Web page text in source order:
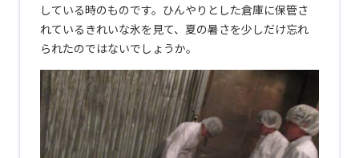
している時のものです。ひんやりとした倉庫に保管さ
れているきれいな氷を見て、夏の暑さを少しだけ忘れ
られたのではないでしょうか。